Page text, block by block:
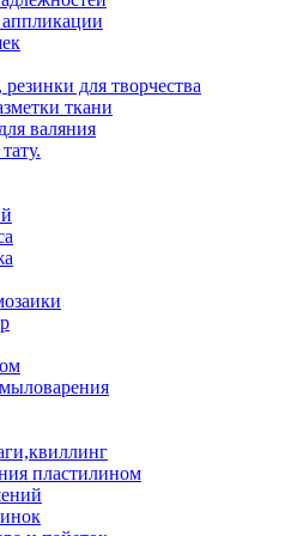
для творчества
ткани
валяния
пластилином